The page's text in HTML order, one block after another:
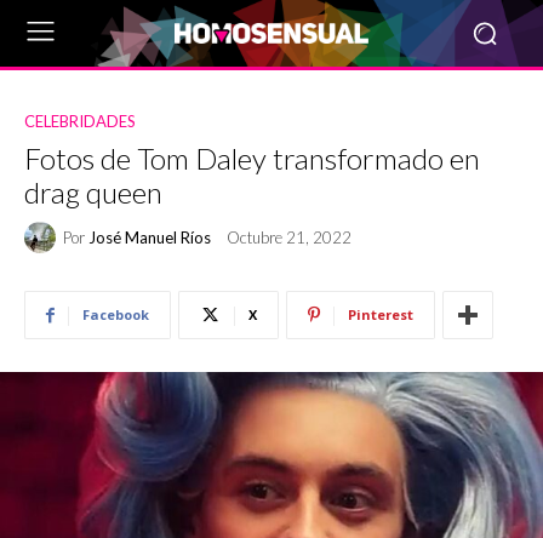
CELEBRIDADES
Fotos de Tom Daley transformado en
drag queen
Por José Manuel Ríos Octubre 21, 2022
Facebook X Pinterest